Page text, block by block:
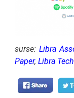
surse:Libra
Paper,Libra